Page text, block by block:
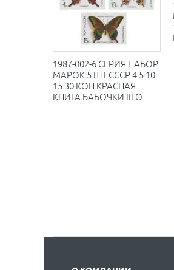
1987-002-6 СЕРИЯ НАБОР
МАРОК 5 ШТ СССР 4 5 10
15 30 КОП КРАСНАЯ
КНИГА БАБОЧКИ III O